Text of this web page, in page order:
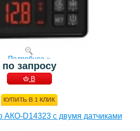
Подробнее »
по запросу
В
КУПИТЬ В 1 КЛИК
АКО-D14323 с двумя датчиками